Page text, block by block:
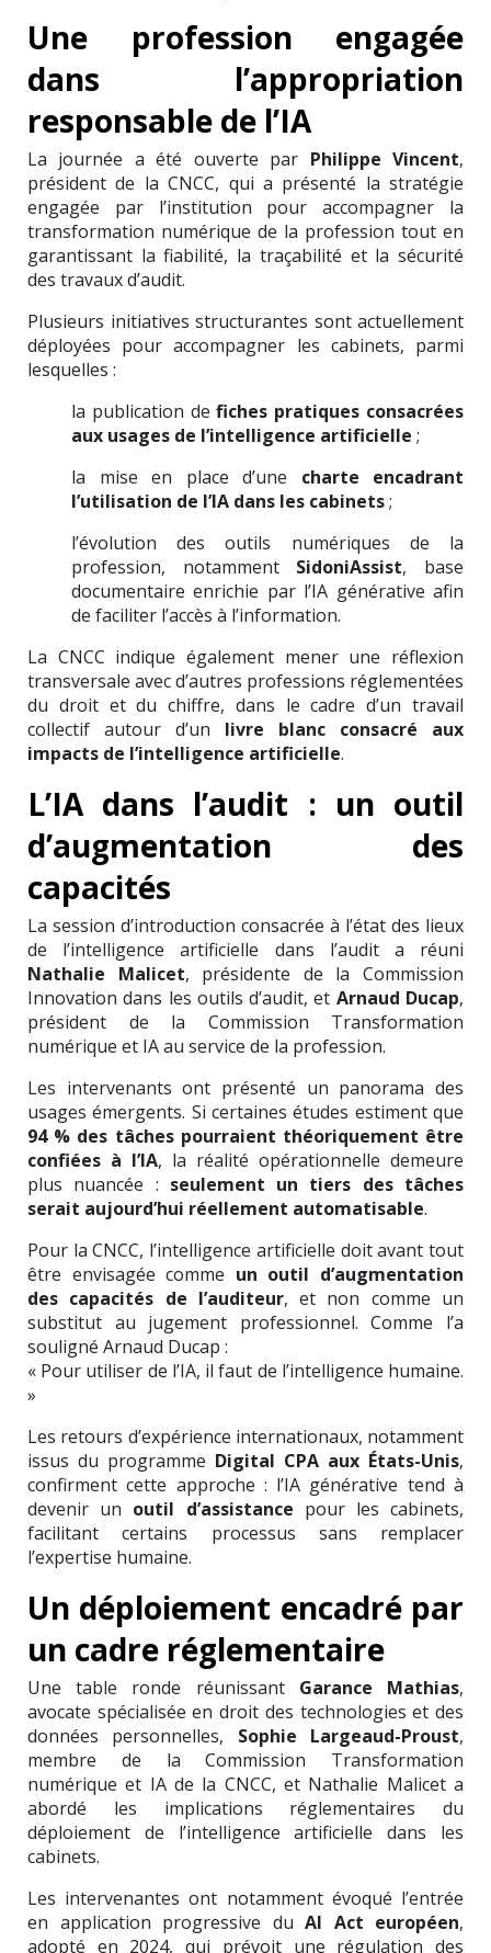
Une profession engagée
dans l’appropriation
responsable de l’IA
La journée a été ouverte par Philippe Vincent,
président de la CNCC, qui a présenté la stratégie
engagée par l’institution pour accompagner la
transformation numérique de la profession tout en
garantissant la fiabilité, la traçabilité et la sécurité
des travaux d’audit.
Plusieurs initiatives structurantes sont actuellement
déployées pour accompagner les cabinets, parmi
lesquelles :
la publication defiches pratiques consacrées
aux usages de l’intelligence artificielle ;
la mise en place d’une charte encadrant
l’utilisation de l’IA dans les cabinets;
l’évolution des outils numériques de la
profession, notamment SidoniAssist, base
documentaire enrichie par l’IA générative afin
de faciliter l’accès à l’information.
La CNCC indique également mener une réflexion
transversale avec d’autres professions réglementées
du droit et du chiffre, dans le cadre d’un travail
collectif autour d’un livre blanc consacré aux
impacts de l’intelligence artificielle.
L’IA dans l’audit : un outil
d’augmentation des
capacités
La session d’introduction consacrée à l’état des lieux
de l’intelligence artificielle dans l’audit a réuni
Nathalie Malicet, présidente de la Commission
Innovation dans les outils d’audit, et Arnaud Ducap,
président de la Commission Transformation
numérique et IA au service de la profession.
Les intervenants ont présenté un panorama des
usages émergents. Si certaines études estiment que
94 % des tâches pourraient théoriquement être
confiées à l’IA, la réalité opérationnelle demeure
plus nuancée : seulement un tiers des tâches
serait aujourd’hui réellement automatisable.
Pour la CNCC, l’intelligence artificielle doit avant tout
être envisagée comme un outil d’augmentation
des capacités de l’auditeur, et non comme un
substitut au jugement professionnel. Comme l’a
souligné Arnaud Ducap :
« Pour utiliser de l’IA, il faut de l’intelligence humaine.
»
Les retours d’expérience internationaux, notamment
issus du programme Digital CPA aux États-Unis,
confirment cette approche : l’IA générative tend à
devenir un outil d’assistance pour les cabinets,
facilitant certains processus sans remplacer
l’expertise humaine.
Un déploiement encadré par
un cadre réglementaire
Une table ronde réunissant Garance Mathias,
avocate spécialisée en droit des technologies et des
données personnelles, Sophie Largeaud-Proust,
membre de la Commission Transformation
numérique et IA de la CNCC, et Nathalie Malicet a
abordé les implications réglementaires du
déploiement de l’intelligence artificielle dans les
cabinets.
Les intervenantes ont notamment évoqué l’entrée
en application progressive du AI Act européen,
adopté en 2024, qui prévoit une régulation des